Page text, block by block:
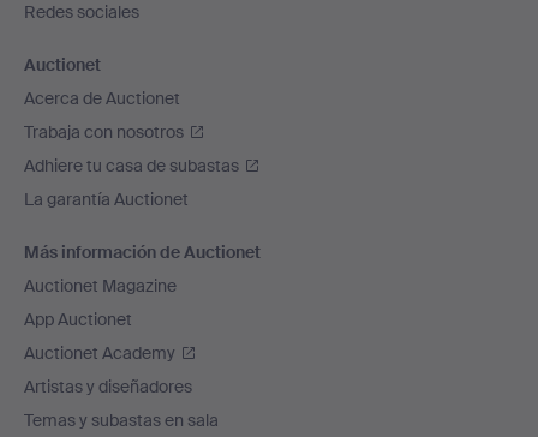
Redes sociales
Auctionet
Acerca de Auctionet
Trabaja con nosotros
Adhiere tu casa de subastas
La garantía Auctionet
Más información de Auctionet
Auctionet Magazine
App Auctionet
Auctionet Academy
Artistas y diseñadores
Temas y subastas en sala